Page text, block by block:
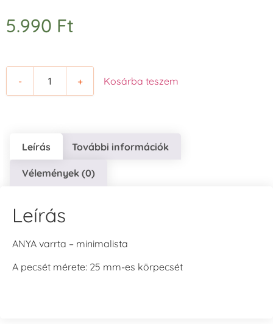
5.990 Ft
- + Kosárba teszem
Leírás További információk
Vélemények (0)
Leírás
ANYA varrta – minimalista
A pecsét mérete: 25 mm-es körpecsét